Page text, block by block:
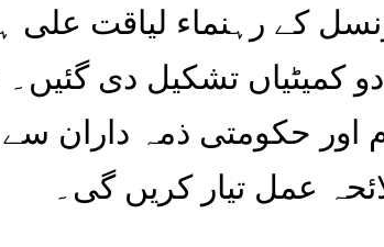
کے رہنماء لیاقت علی
کمیٹیاں‌ تشکیل دی
اور حکومتی ذمہ داران سے
عمل تیار کریں گی۔